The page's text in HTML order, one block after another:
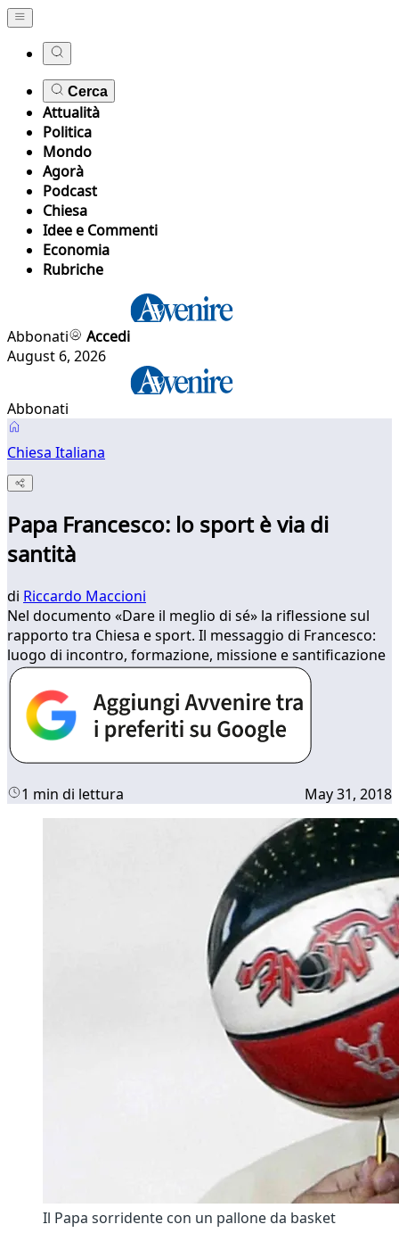
Cerca
Attualità
Politica
Mondo
Agorà
Podcast
Chiesa
Idee e Commenti
Economia
Rubriche
Abbonati
Accedi
August 6, 2026
Abbonati
Chiesa Italiana
Papa Francesco: lo sport è via di
santità
di Riccardo Maccioni
Nel documento «Dare il meglio di sé» la riflessione sul
rapporto tra Chiesa e sport. Il messaggio di Francesco:
luogo di incontro, formazione, missione e santificazione
1 min di lettura May 31, 2018
Il Papa sorridente con un pallone da basket